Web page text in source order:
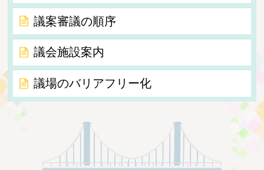
議案審議の順序
議会施設案内
議場のバリアフリー化